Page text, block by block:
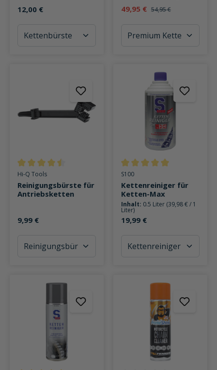
12,00 €
Kettenreiniger/-
49,95 € 54,95 €
Durchschnittliche Bewertung von 4.5 von 5 Sternen
Hi-Q Tools
Reinigungsbürste für
Antriebsketten
9,99 €
Durchschnittliche Bewertung
S100
Kettenreiniger für
Ketten-Max
Inhalt: 0.5 Liter (39,98 € / 1
Liter)
19,99 €